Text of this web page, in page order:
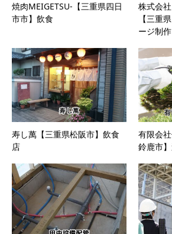
焼肉MEIGETSU-【三重県四日
市市】飲食
株式会
【三重
ージ制
寿し萬【三重県松阪市】飲食
店
有限会
鈴鹿市